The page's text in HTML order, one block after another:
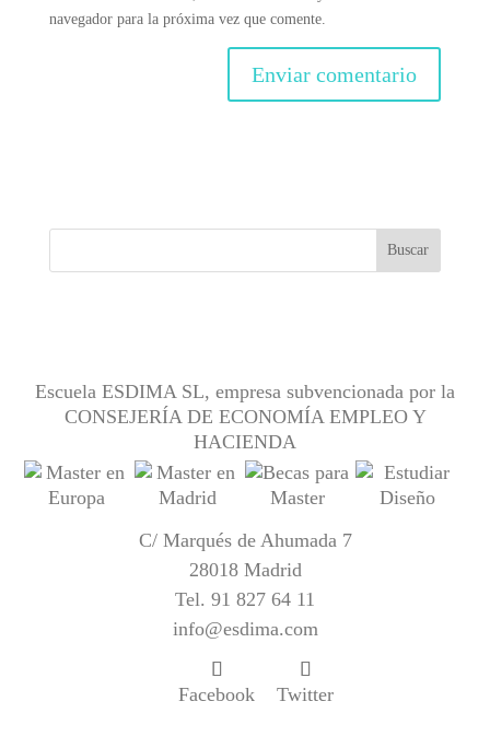
navegador para la próxima vez que comente.
Escuela ESDIMA SL, empresa subvencionada por la
CONSEJERÍA DE ECONOMÍA EMPLEO Y
HACIENDA
C/ Marqués de Ahumada 7
28018 Madrid
Tel. 91 827 64 11
info@esdima.com
Facebook Twitter